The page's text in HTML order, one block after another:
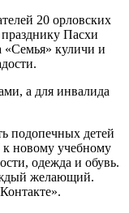
20 орловских
Пасхи
«Семья» куличи и
а для инвалида
подопечных детей
новому учебному
одежда и обувь.
желающий.